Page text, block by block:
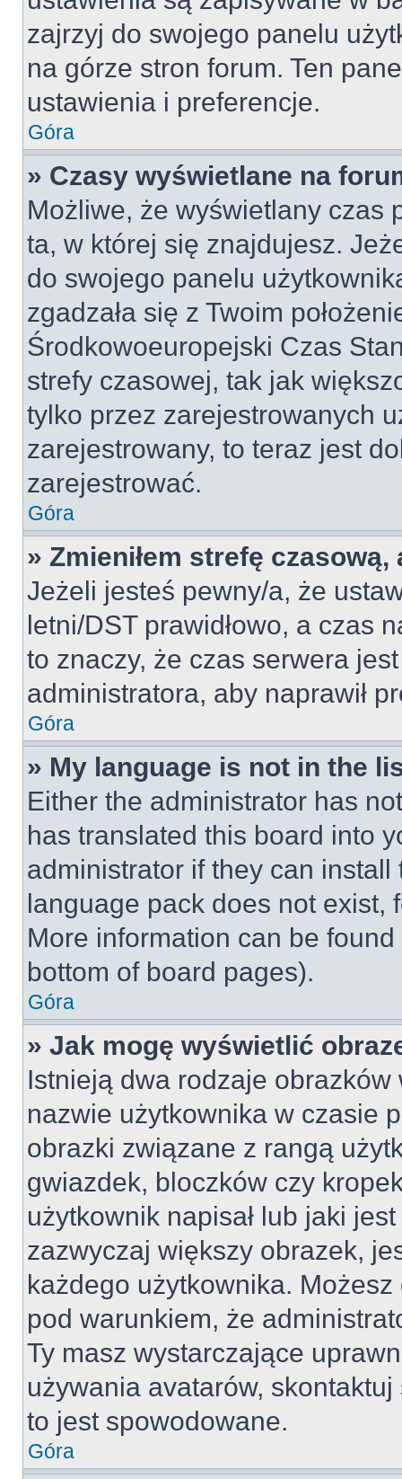
zajrzyj do swojego panelu
na górze stron forum. Ten
ustawienia i preferencje.
Góra
» Czasy wyświetlane na
Możliwe, że wyświetlany czas
ta, w której się znajdujesz.
do swojego panelu
zgadzała się z Twoim
Środkowoeuropejski Czas
strefy czasowej, tak jak
tylko przez zarejestrowanych
zarejestrowany, to teraz jest
zarejestrować.
Góra
» Zmieniłem strefę
Jeżeli jesteś pewny/a, że
letni/DST prawidłowo, a czas
to znaczy, że czas serwera
administratora, aby naprawił
Góra
» My language is not in the
Either the administrator has
has translated this board into
administrator if they can
language pack does not exist,
More information can be
bottom of board pages).
Góra
» Jak mogę wyświetlić
Istnieją dwa rodzaje
nazwie użytkownika w czasie
obrazki związane z rangą
gwiazdek, bloczków czy
użytkownik napisał lub jaki
zazwyczaj większy obrazek,
każdego użytkownika.
pod warunkiem, że
Ty masz wystarczające
używania avatarów,
to jest spowodowane.
Góra